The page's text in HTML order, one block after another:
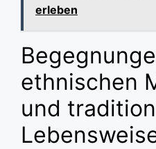
erleben
ethnischen
und